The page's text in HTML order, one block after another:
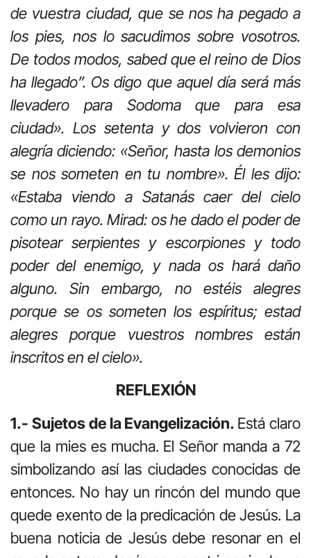
de vuestra ciudad, que se nos ha pegado a
los pies, nos lo sacudimos sobre vosotros.
De todos modos, sabed que el reino de Dios
ha llegado”. Os digo que aquel día será más
llevadero para Sodoma que para esa
ciudad». Los setenta y dos volvieron con
alegría diciendo: «Señor, hasta los demonios
se nos someten en tu nombre». Él les dijo:
«Estaba viendo a Satanás caer del cielo
como un rayo. Mirad: os he dado el poder de
pisotear serpientes y escorpiones y todo
poder del enemigo, y nada os hará daño
alguno. Sin embargo, no estéis alegres
porque se os someten los espíritus; estad
alegres porque vuestros nombres están
inscritos en el cielo».
REFLEXIÓN
1.- Sujetos de la Evangelización. Está claro
que la mies es mucha. El Señor manda a 72
simbolizando así las ciudades conocidas de
entonces. No hay un rincón del mundo que
quede exento de la predicación de Jesús. La
buena noticia de Jesús debe resonar en el